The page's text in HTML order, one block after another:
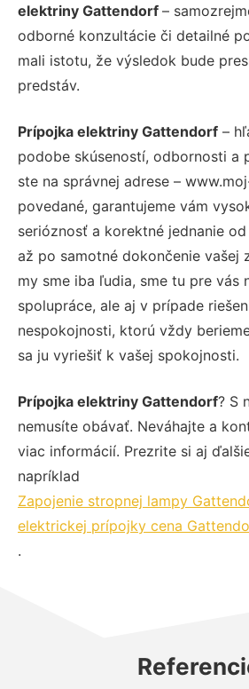
elektriny Gattendorf –
odborné konzultácie či detailné
mali istotu, že výsledok bude
predstáv.
Prípojka elektriny Gattendorf –
podobe skúseností, odbornosti a
ste na správnej adrese –
povedané, garantujeme vám
serióznosť a korektné jednanie
až po samotné dokončenie vašej
my sme iba ľudia, sme tu pre vás
spolupráce, ale aj v prípade
nespokojnosti, ktorú vždy
sa ju vyriešiť k vašej spokojnosti.
Prípojka elektriny Gattendorf? S
nemusíte obávať. Neváhajte a
viac informácií. Prezrite si aj
napríklad
Zapojenie stropnej lampy
elektrickej prípojky cena
.